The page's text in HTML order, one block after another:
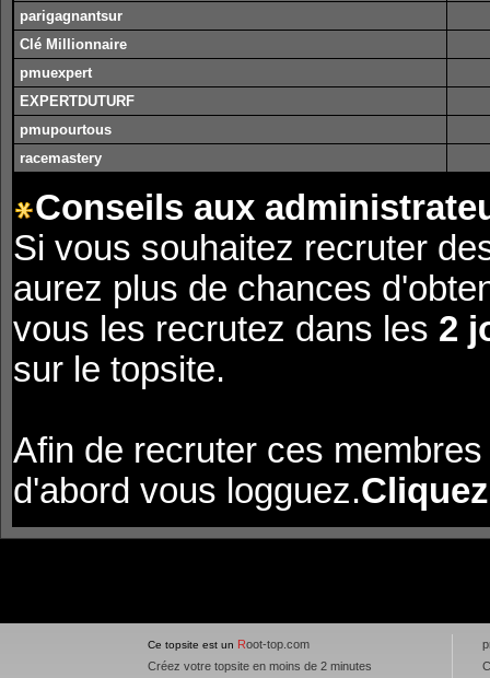
parigagnantsur
Clé Millionnaire
pmuexpert
EXPERTDUTURF
pmupourtous
racemastery
Conseils aux
Si vous souhaitez recruter
aurez plus de chances
vous les recrutez dans les 2
sur le topsite.
Afin de recruter ces
d'abord vous logguez.
Ce topsite est un Root-top.com
Créez votre topsite en moins de 2 minutes